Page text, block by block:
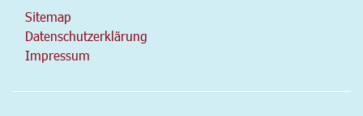
Sitemap
Datenschutzerklärung
Impressum